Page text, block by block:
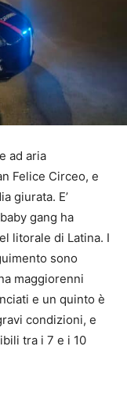
ad aria
Felice Circeo, e
giurata. E’
gang ha
litorale di Latina. I
sono
maggiorenni
e un quinto è
condizioni, e
tra i 7 e i 10